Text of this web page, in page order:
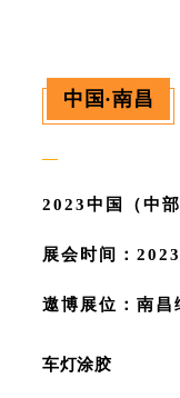
中国·南昌
—
2023中国（中
展会时间：
遨博展位：南
车灯涂胶